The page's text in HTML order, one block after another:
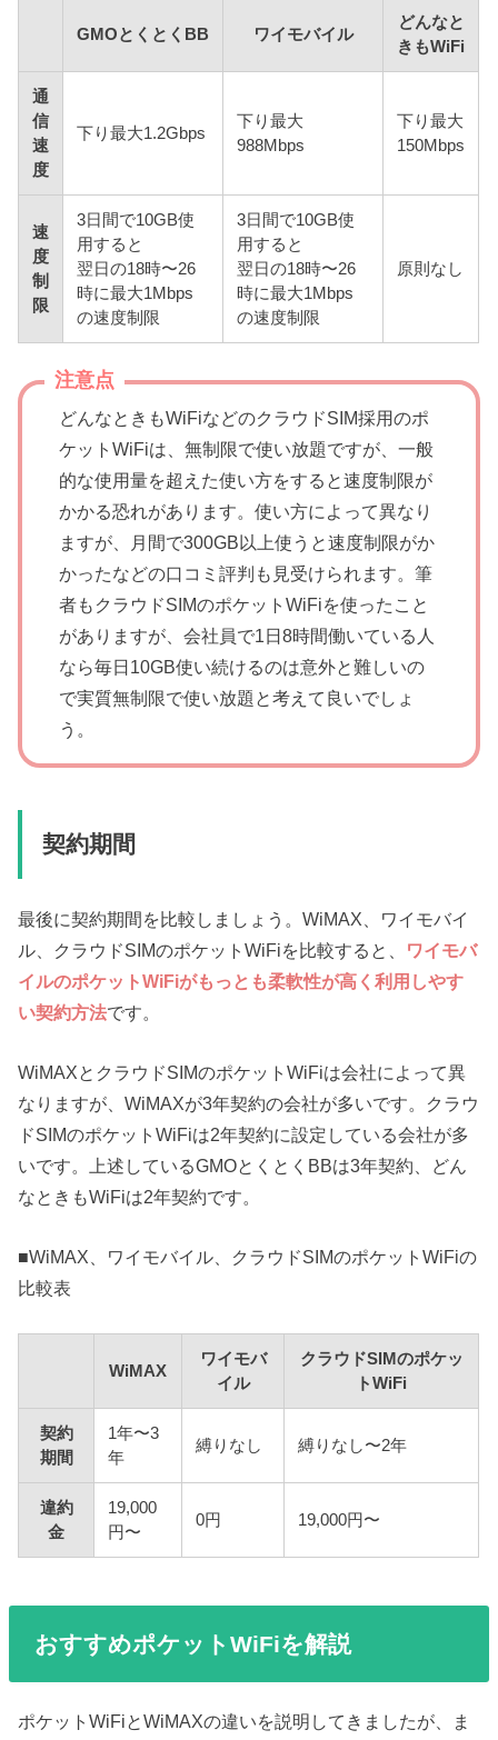
GMOとくとくBB ワイモバイル
どんなと
きもWiFi
通
信
速
度
下り最大1.2Gbps
下り最大
988Mbps
下り最大
150Mbps
速
度
制
限
3日間で10GB使
用すると
翌日の18時〜26
時に最大1Mbps
の速度制限
3日間で10GB使
用すると
翌日の18時〜26
時に最大1Mbps
の速度制限
原則なし
注意点
どんなときもWiFiなどのクラウドSIM採用のポ
ケットWiFiは、無制限で使い放題ですが、一般
的な使用量を超えた使い方をすると速度制限が
かかる恐れがあります。使い方によって異なり
ますが、月間で300GB以上使うと速度制限がか
かったなどの口コミ評判も見受けられます。筆
者もクラウドSIMのポケットWiFiを使ったこと
がありますが、会社員で1日8時間働いている人
なら毎日10GB使い続けるのは意外と難しいの
で実質無制限で使い放題と考えて良いでしょ
う。
契約期間
最後に契約期間を比較しましょう。WiMAX、ワイモバイ
ル、クラウドSIMのポケットWiFiを比較すると、 ワイモバ
イルのポケットWiFiがもっとも柔軟性が高く利用しやす
い契約方法です。
WiMAXとクラウドSIMのポケットWiFiは会社によって異
なりますが、WiMAXが3年契約の会社が多いです。クラウ
ドSIMのポケットWiFiは2年契約に設定している会社が多
いです。上述しているGMOとくとくBBは3年契約、どん
なときもWiFiは2年契約です。
■WiMAX、ワイモバイル、クラウドSIMのポケットWiFiの
比較表
WiMAX
ワイモバ
イル
クラウドSIMのポケッ
トWiFi
契約
期間
1年〜3
年
縛りなし 縛りなし〜2年
違約
金
19,000
円〜
0円 19,000円〜
おすすめポケットWiFiを解説
ポケットWiFiとWiMAXの違いを説明してきましたが、ま